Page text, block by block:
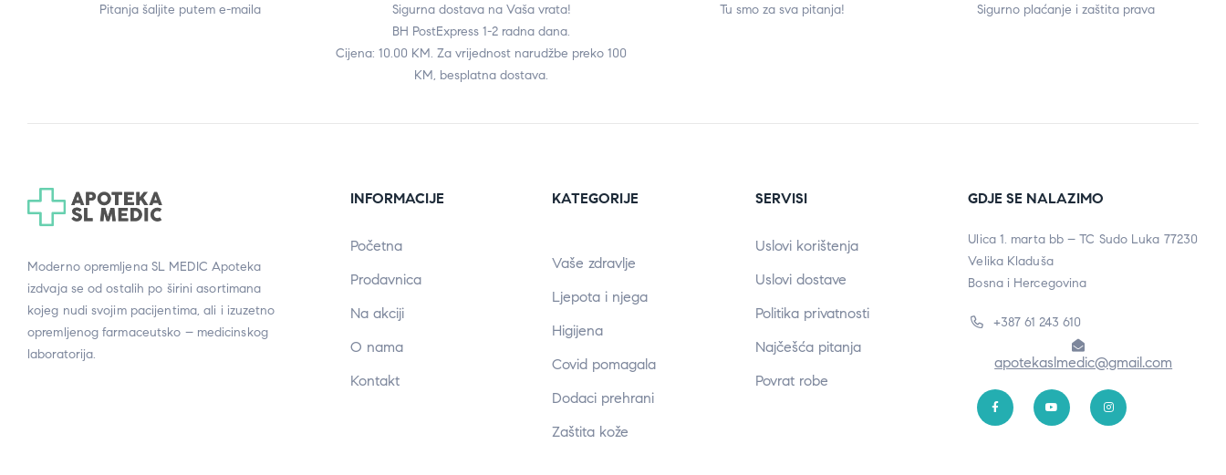
Pitanja šaljite putem e-maila
Sigurna dostava na Vaša vrata!
BH PostExpress 1-2 radna dana.
Cijena: 10.00 KM. Za vrijednost narudžbe preko 100
KM, besplatna dostava.
Tu smo za sva pitanja! Sigurno plaćanje i zaštita prava
Moderno opremljena SL MEDIC Apoteka
izdvaja se od ostalih po širini asortimana
kojeg nudi svojim pacijentima, ali i izuzetno
opremljenog farmaceutsko – medicinskog
laboratorija.
INFORMACIJE
Početna
Prodavnica
Na akciji
O nama
Kontakt
KATEGORIJE
Vaše zdravlje
Ljepota i njega
Higijena
Covid pomagala
Dodaci prehrani
Zaštita kože
SERVISI
Uslovi korištenja
Uslovi dostave
Politika privatnosti
Najčešća pitanja
Povrat robe
GDJE SE NALAZIMO
Ulica 1. marta bb – TC Sudo Luka 77230
Velika Kladuša
Bosna i Hercegovina
+387 61 243 610
apotekaslmedic@gmail.com